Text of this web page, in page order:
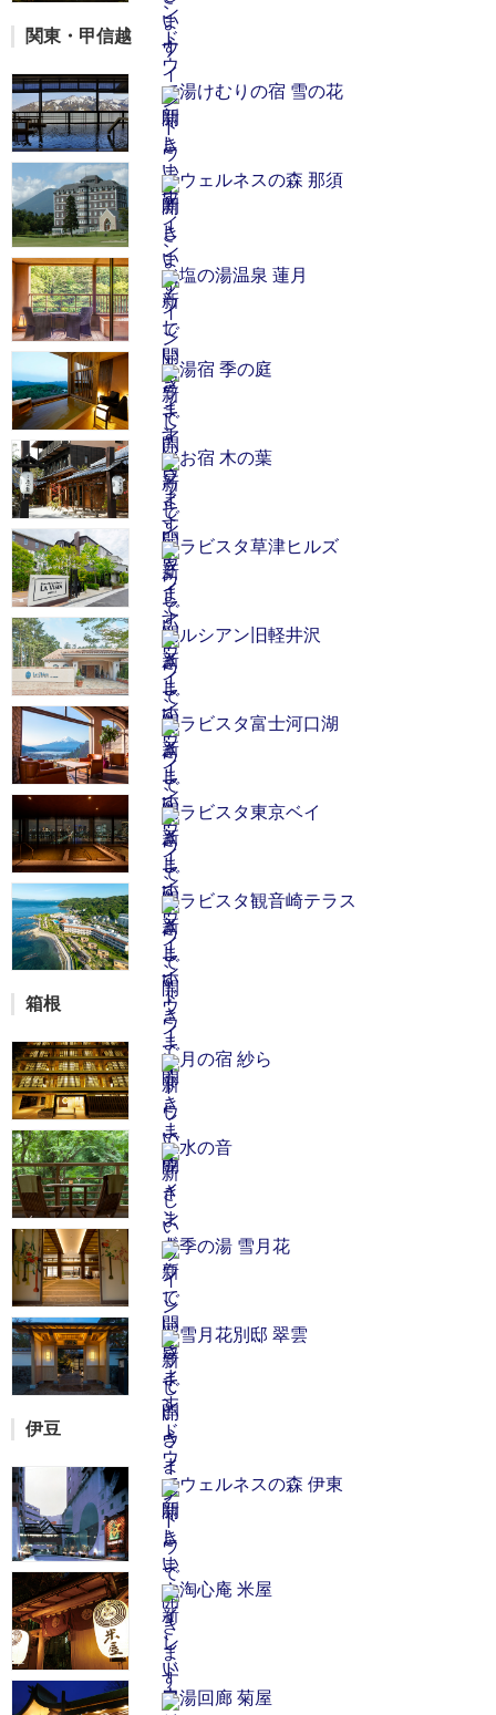
関東・甲信越
湯けむりの宿 雪の花
ウェルネスの森 那須
塩の湯温泉 蓮月
湯宿 季の庭
お宿 木の葉
ラビスタ草津ヒルズ
ルシアン旧軽井沢
ラビスタ富士河口湖
ラビスタ東京ベイ
ラビスタ観音崎テラス
箱根
月の宿 紗ら
水の音
季の湯 雪月花
雪月花別邸 翠雲
伊豆
ウェルネスの森 伊東
淘心庵 米屋
湯回廊 菊屋